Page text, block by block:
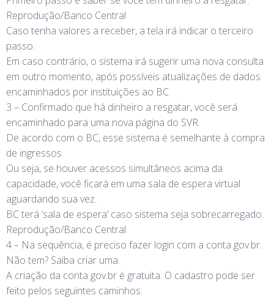
Reprodução/Banco Central
Caso tenha valores a receber, a tela irá indicar o terceiro
passo.
Em caso contrário, o sistema irá sugerir uma nova consulta
em outro momento, após possíveis atualizações de dados
encaminhados por instituições ao BC.
3 – Confirmado que há dinheiro a resgatar, você será
encaminhado para uma nova página do SVR.
De acordo com o BC, esse sistema é semelhante à compra
de ingressos.
Ou seja, se houver acessos simultâneos acima da
capacidade, você ficará em uma sala de espera virtual
aguardando sua vez.
BC terá ‘sala de espera’ caso sistema seja sobrecarregado.
Reprodução/Banco Central
4 – Na sequência, é preciso fazer login com a conta gov.br.
Não tem? Saiba criar uma.
A criação da conta gov.br é gratuita. O cadastro pode ser
feito pelos seguintes caminhos: